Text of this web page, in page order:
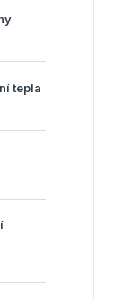
tepla